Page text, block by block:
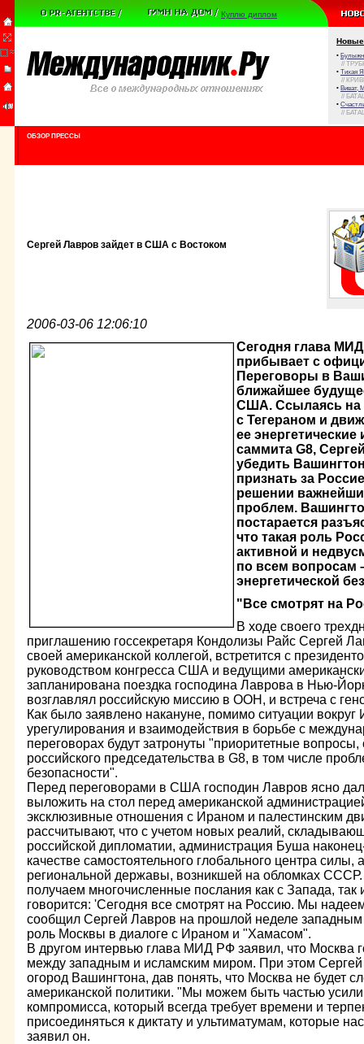
Куплю диплом
Новые
•
//
• Тихая
//
• Виват,
//
•
//
ОБЗОР ПРЕССЫ
Сергей Лавров зайдет в США с Востоком
2006-03-06 12:06:10
Сегодня глава
прибывает с
Переговоры в
ближайшее
США. Ссылаясь на
с Тегераном и
ее
саммита G8,
убедить
признать за
решении
проблем.
постарается
что такая роль
активной и
по всем вопросам
энергетической
"Все смотрят на
В ходе своего
приглашению госсекретаря Кондолизы Райс Сергей
своей американской коллегой, встретится с
руководством конгресса США и ведущими
запланирована поездка господина Лаврова в Нью-
возглавлял российскую миссию в ООН, и встреча с
Как было заявлено накануне, помимо ситуации вокруг
урегулирования и взаимодействия в борьбе с
переговорах будут затронуты "приоритетные
российского председательства в G8, в том числе
безопасности".
Перед переговорами в США господин Лавров ясно
выложить на стол перед американской
эксклюзивные отношения с Ираном и палестинским
рассчитывают, что с учетом новых реалий,
российской дипломатии, администрация Буша
качестве самостоятельного глобального центра силы,
региональной державы, возникшей на обломках
получаем многочисленные послания как с Запада, так
говорится: 'Сегодня все смотрят на Россию. Мы
сообщил Сергей Лавров на прошлой неделе
роль Москвы в диалоге с Ираном и "Хамасом".
В другом интервью глава МИД РФ заявил, что Москва
между западным и исламским миром. При этом
огород Вашингтона, дав понять, что Москва не будет
американской политики. "Мы можем быть частью
компромисса, который всегда требует времени и
присоединяться к диктату и ультиматумам, которые
заявил он.